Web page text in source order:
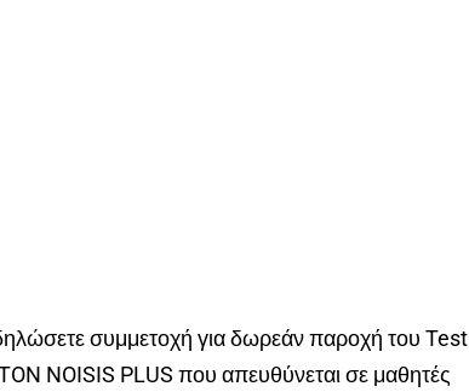
συμμετοχή για δωρεάν παροχή του Test
NOISIS PLUS που απευθύνεται σε μαθητές